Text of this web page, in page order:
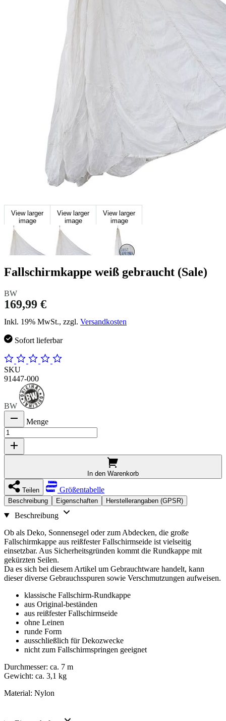
View larger
image
View larger
image
View larger
image
Fallschirmkappe weiß gebraucht (Sale)
BW
169,99 €
Inkl. 19% MwSt., zzgl. Versandkosten
Sofort lieferbar
SKU
91447-000
BW
Menge
In den Warenkorb
Teilen Größentabelle
Beschreibung Eigenschaften Herstellerangaben (GPSR)
Beschreibung
Ob als Deko, Sonnensegel oder zum Abdecken, die große
Fallschirmkappe aus reißfester Fallschirmseide ist vielseitig
einsetzbar. Aus Sicherheitsgründen kommt die Rundkappe mit
gekürzten Seilen.
Da es sich bei diesem Artikel um Gebrauchtware handelt, kann
dieser diverse Gebrauchsspuren sowie Verschmutzungen aufweisen.
klassische Fallschirm-Rundkappe
aus Original-beständen
aus reißfester Fallschirmseide
ohne Leinen
runde Form
ausschließlich für Dekozwecke
nicht zum Fallschirmspringen geeignet
Durchmesser: ca. 7 m
Gewicht: ca. 3,1 kg
Material: Nylon